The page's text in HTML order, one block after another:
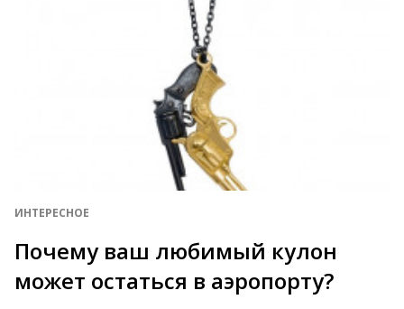
ИНТЕРЕСНОЕ
Почему ваш любимый кулон
может остаться в аэропорту?